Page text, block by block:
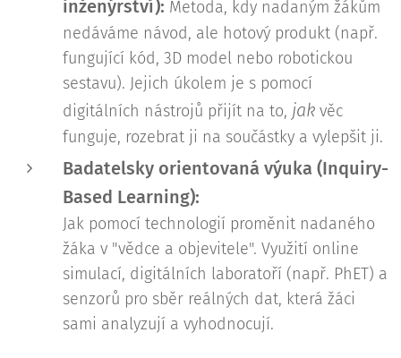
inženýrství): Metoda, kdy nadaným žákům
nedáváme návod, ale hotový produkt (např.
fungující kód, 3D model nebo robotickou
sestavu). Jejich úkolem je s pomocí
digitálních nástrojů přijít na to, jak věc
funguje, rozebrat ji na součástky a vylepšit ji.
Badatelsky orientovaná výuka (Inquiry-
Based Learning):
Jak pomocí technologií proměnit nadaného
žáka v "vědce a objevitele". Využití online
simulací, digitálních laboratoří (např. PhET) a
senzorů pro sběr reálných dat, která žáci
sami analyzují a vyhodnocují.